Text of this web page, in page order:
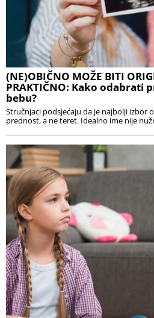
(NE)OBIČNO MOŽE BITI
PRAKTIČNO: Kako odabrati
bebu?
Stručnjaci podsjećaju da je najbolji izbor
prednost, a ne teret. Idealno ime nije